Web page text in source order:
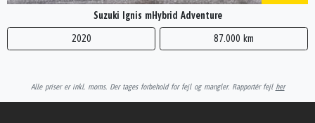
Suzuki Ignis mHybrid Adventure
2020 87.000 km
Alle priser er inkl. moms. Der tages forbehold for fejl og mangler. Rapportér fejl her